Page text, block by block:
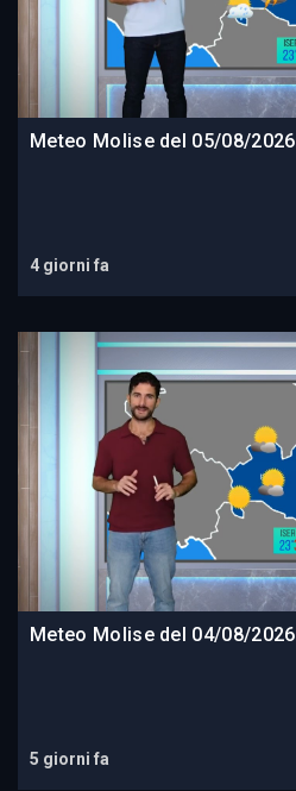
Meteo Molise del 05/08/2026
4 giorni fa
Meteo Molise del 04/08/2026
5 giorni fa